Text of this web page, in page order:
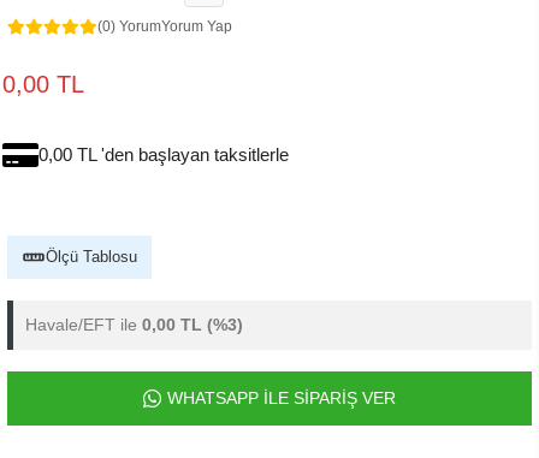
(0) YorumYorum Yap
0,00 TL
0,00 TL 'den başlayan taksitlerle
Ölçü Tablosu
Havale/EFT ile 0,00 TL (%3)
WHATSAPP İLE SİPARİŞ VER